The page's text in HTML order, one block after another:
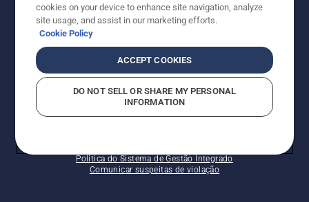
Política do Sistema de Gestão Integrado
Comunicar suspeitas de violação
cookies on your device to enhance site navigation, analyze
site usage, and assist in our marketing efforts.
Cookie Policy
ACCEPT COOKIES
DO NOT SELL OR SHARE MY PERSONAL
INFORMATION